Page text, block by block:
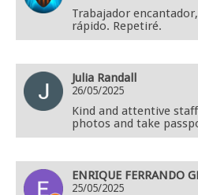
Trabajador
rápido. Repetiré.
Julia Randall
26/05/2025
Kind and attentive
photos and take
ENRIQUE FERRANDO
25/05/2025